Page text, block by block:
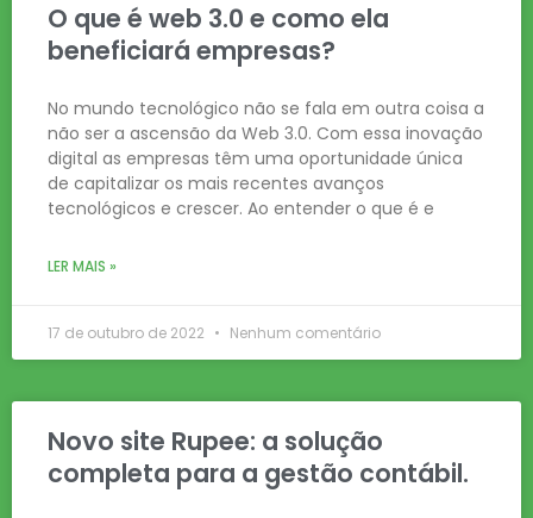
O que é web 3.0 e como ela
beneficiará empresas?
No mundo tecnológico não se fala em outra coisa a
não ser a ascensão da Web 3.0. Com essa inovação
digital as empresas têm uma oportunidade única
de capitalizar os mais recentes avanços
tecnológicos e crescer. Ao entender o que é e
LER MAIS »
17 de outubro de 2022 Nenhum comentário
Novo site Rupee: a solução
completa para a gestão contábil.